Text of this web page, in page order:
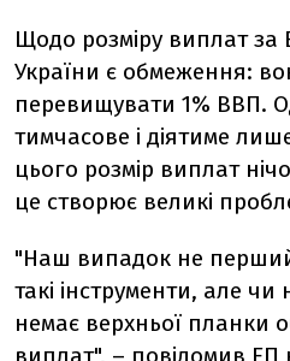
Щодо розміру виплат
України є обмеження:
перевищувати 1% ВВП.
тимчасове і діятиме
цього розмір виплат
це створює великі
"Наш випадок не
такі інструменти, але
немає верхньої планки